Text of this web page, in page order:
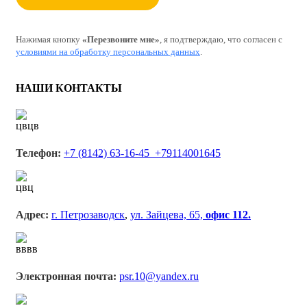
Нажимая кнопку «Перезвоните мне», я подтверждаю, что согласен с
условиями на обработку персональных данных.
НАШИ КОНТАКТЫ
Телефон: +7 (8142) 63-16-45 +79114001645
Адрес: г. Петрозаводск, ул. Зайцева, 65, офис 112.
Электронная почта: psr.10@yandex.ru